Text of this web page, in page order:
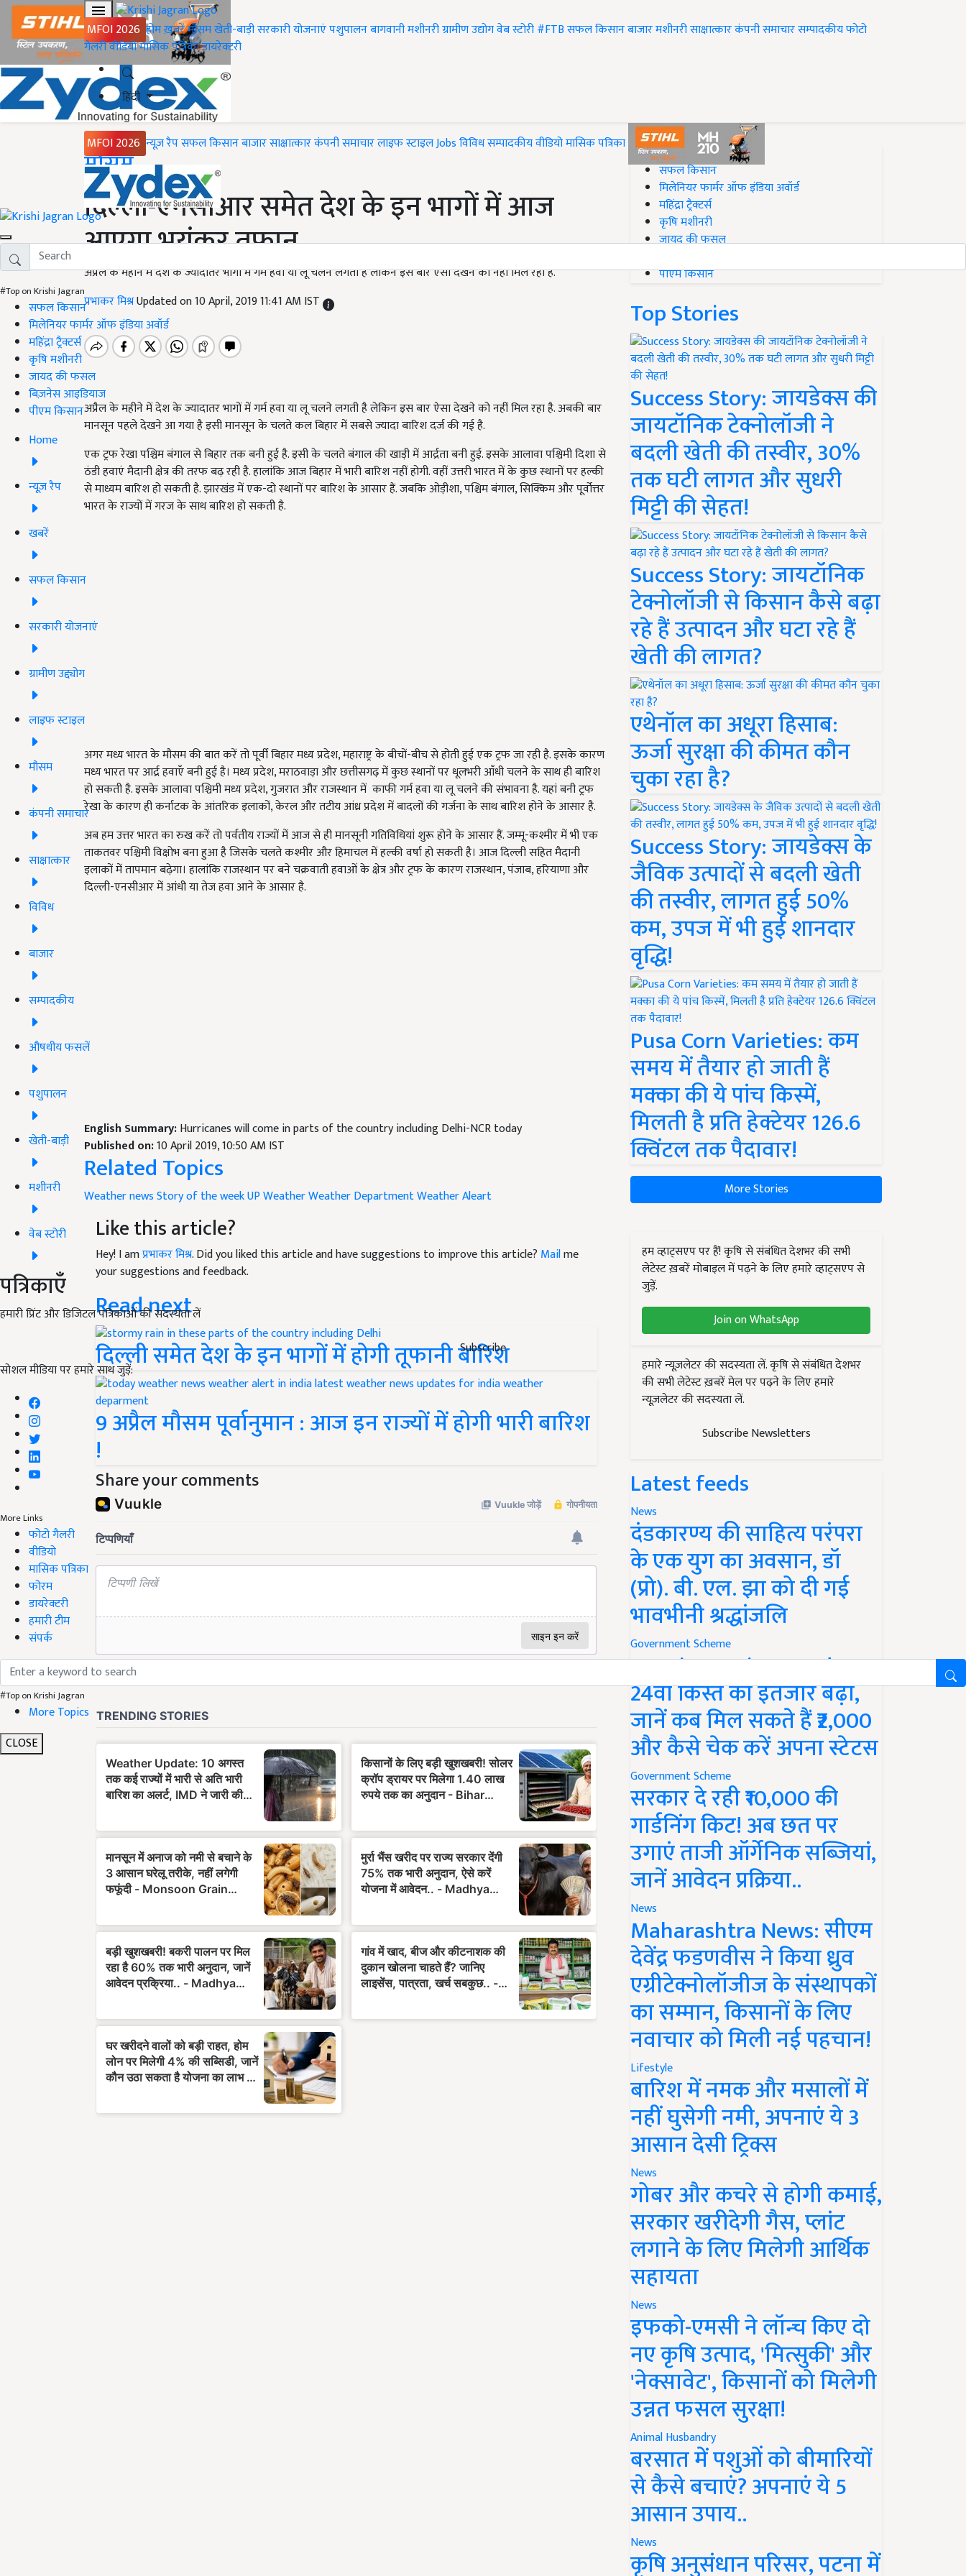
MFOI 2026 होमख़बरेंमौसमखेती-बाड़ीसरकारी योजनाएंपशुपालनबागवानीमशीनरीग्रामीण उद्योगवेब स्टोरी#FTBसफल किसानबाजारमशीनरीसाक्षात्कारकंपनी समाचारसम्पादकीयफोटो
गैलरीवीडियोमासिक पत्रिकाडायरेक्टरी
हिंदी
MFOI 2026 न्यूज़ रैपसफल किसानबाजारसाक्षात्कारकंपनी समाचारलाइफ स्टाइलJobsविविधसम्पादकीयवीडियोमासिक पत्रिका
#Top on Krishi Jagran
सफल किसान
मिलेनियर फार्मर ऑफ इंडिया अवॉर्ड
महिंद्रा ट्रैक्टर्स
कृषि मशीनरी
जायद की फसल
बिज़नेस आइडियाज
पीएम किसान
Home
न्यूज़ रैप
खबरें
सफल किसान
सरकारी योजनाएं
ग्रामीण उद्द्योग
लाइफ स्टाइल
मौसम
कंपनी समाचार
साक्षात्कार
विविध
बाजार
सम्पादकीय
औषधीय फसलें
पशुपालन
खेती-बाड़ी
मशीनरी
वेब स्टोरी
पत्रिकाएँ
हमारी प्रिंट और डिजिटल पत्रिकाओं की सदस्यता लें
Subscribe
सोशल मीडिया पर हमारे साथ जुड़ें:
More Links
फोटो गैलरी
वीडियो
मासिक पत्रिका
फोरम
डायरेक्टरी
हमारी टीम
संपर्क
#Top on Krishi Jagran
More Topics
CLOSE
Home
मौसम
दिल्ली-एनसीआर समेत देश के इन भागों में आज
आएगा भयंकर तूफान
अप्रैल के महीने में देश के ज्यादातर भागों में गर्म हवा या लू चलने लगती है लेकिन इस बार ऐसा देखने को नहीं मिल रहा है.
प्रभाकर मिश्रUpdated on 10 April, 2019 11:41 AM IST
अप्रैल के महीने में देश के ज्यादातर भागों में गर्म हवा या लू चलने लगती है लेकिन इस बार ऐसा देखने को नहीं मिल रहा है. अबकी बार
मानसून पहले देखने आ गया है इसी मानसून के चलते कल बिहार में सबसे ज्यादा बारिश दर्ज की गई है.
एक ट्रफ रेखा पश्चिम बंगाल से बिहार तक बनी हुई है. इसी के चलते बंगाल की खाड़ी में आर्द्रता बनी हुई. इसके आलावा पश्चिमी दिशा से
ठंडी हवाएं मैदानी क्षेत्र की तरफ बढ़ रही है. हालांकि आज बिहार में भारी बारिश नहीं होगी. वहीं उत्तरी भारत में के कुछ स्थानों पर हल्की
से माध्यम बारिश हो सकती है. झारखंड में एक-दो स्थानों पर बारिश के आसार हैं. जबकि ओड़ीशा, पश्चिम बंगाल, सिक्किम और पूर्वोत्तर
भारत के राज्यों में गरज के साथ बारिश हो सकती है.
अगर मध्य भारत के मौसम की बात करें तो पूर्वी बिहार मध्य प्रदेश, महाराष्ट्र के बीचों-बीच से होती हुई एक ट्रफ जा रही है. इसके कारण
मध्य भारत पर आर्द्र हवाएँ बनी हुई है। मध्य प्रदेश, मराठवाड़ा और छत्तीसगढ़ में कुछ स्थानों पर धूलभरी आँधी चलने के साथ ही बारिश
हो सकती है. इसके आलावा पश्चिमी मध्य प्रदेश, गुजरात और राजस्थान में काफी गर्म हवा या लू चलने की संभावना है. यहां बनी ट्रफ
रेखा के कारण ही कर्नाटक के आंतरिक इलाकों, केरल और तटीय आंध्र प्रदेश में बादलों की गर्जना के साथ बारिश होने के आसार है.
अब हम उत्तर भारत का रुख करें तो पर्वतीय राज्यों में आज से ही मानसूनी गतिविधियां शुरू होने के आसार हैं. जम्मू-कश्मीर में भी एक
ताकतवर पश्चिमी विक्षोभ बना हुआ है जिसके चलते कश्मीर और हिमाचल में हल्की वर्षा हो सकती है। आज दिल्ली सहित मैदानी
इलाकों में तापमान बढ़ेगा। हालांकि राजस्थान पर बने चक्रवाती हवाओं के क्षेत्र और ट्रफ के कारण राजस्थान, पंजाब, हरियाणा और
दिल्ली-एनसीआर में आंधी या तेज हवा आने के आसार है.
English Summary:Hurricanes will come in parts of the country including Delhi-NCR today
Published on:10 April 2019, 10:50 AM IST
Related Topics
Weather newsStory of the weekUP WeatherWeather DepartmentWeather Aleart
Like this article?
Hey! I amप्रभाकर मिश्र. Did you liked this article and have suggestions to improve this article? Mailme
your suggestions and feedback.
Read next
दिल्ली समेत देश के इन भागों में होगी तूफानी बारिश
9 अप्रैल मौसम पूर्वानुमान : आज इन राज्यों में होगी भारी बारिश
!
Share your comments
#Top on Krishi Jagran
सफल किसान
मिलेनियर फार्मर ऑफ इंडिया अवॉर्ड
महिंद्रा ट्रैक्टर्स
कृषि मशीनरी
जायद की फसल
पीएम किसान
Top Stories
Success Story: जायडेक्स की
जायटॉनिक टेक्नोलॉजी ने
बदली खेती की तस्वीर, 30%
तक घटी लागत और सुधरी
मिट्टी की सेहत!
Success Story: जायटॉनिक
टेक्नोलॉजी से किसान कैसे बढ़ा
रहे हैं उत्पादन और घटा रहे हैं
खेती की लागत?
एथेनॉल का अधूरा हिसाब:
ऊर्जा सुरक्षा की कीमत कौन
चुका रहा है?
Success Story: जायडेक्स के
जैविक उत्पादों से बदली खेती
की तस्वीर, लागत हुई 50%
कम, उपज में भी हुई शानदार
वृद्धि!
Pusa Corn Varieties: कम
समय में तैयार हो जाती हैं
मक्का की ये पांच किस्में,
मिलती है प्रति हेक्टेयर 126.6
क्विंटल तक पैदावार!
More Stories
हम व्हाट्सएप पर हैं! कृषि से संबंधित देशभर की सभी
लेटेस्ट ख़बरें मोबाइल में पढ़ने के लिए हमारे व्हाट्सएप से
जुड़ें.
Join on WhatsApp
हमारे न्यूज़लेटर की सदस्यता लें. कृषि से संबंधित देशभर
की सभी लेटेस्ट ख़बरें मेल पर पढ़ने के लिए हमारे
न्यूज़लेटर की सदस्यता लें.
Subscribe Newsletters
Latest feeds
News
दंडकारण्य की साहित्य परंपरा
के एक युग का अवसान, डॉ
(प्रो). बी. एल. झा को दी गई
भावभीनी श्रद्धांजलि
Government Scheme
PM Kisan Yojana Update:
24वीं किस्त का इंतजार बढ़ा,
जानें कब मिल सकते हैं ₹2,000
और कैसे चेक करें अपना स्टेटस
Government Scheme
सरकार दे रही ₹10,000 की
गार्डनिंग किट! अब छत पर
उगाएं ताजी ऑर्गेनिक सब्जियां,
जानें आवेदन प्रक्रिया..
News
Maharashtra News: सीएम
देवेंद्र फडणवीस ने किया ध्रुव
एग्रीटेक्नोलॉजीज के संस्थापकों
का सम्मान, किसानों के लिए
नवाचार को मिली नई पहचान!
Lifestyle
बारिश में नमक और मसालों में
नहीं घुसेगी नमी, अपनाएं ये 3
आसान देसी ट्रिक्स
News
गोबर और कचरे से होगी कमाई,
सरकार खरीदेगी गैस, प्लांट
लगाने के लिए मिलेगी आर्थिक
सहायता
News
इफको-एमसी ने लॉन्च किए दो
नए कृषि उत्पाद, 'मित्सुकी' और
'नेक्सावेट', किसानों को मिलेगी
उन्नत फसल सुरक्षा!
Animal Husbandry
बरसात में पशुओं को बीमारियों
से कैसे बचाएं? अपनाएं ये 5
आसान उपाय..
News
कृषि अनुसंधान परिसर, पटना में